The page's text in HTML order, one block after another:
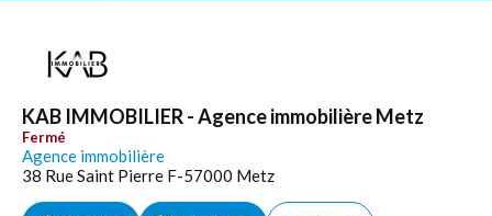
KAB IMMOBILIER - Agence immobilière Metz
Fermé
Agence immobilière
38 Rue Saint Pierre F-57000 Metz